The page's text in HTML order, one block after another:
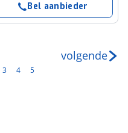
Bel aanbieder
3 4 5
volgende